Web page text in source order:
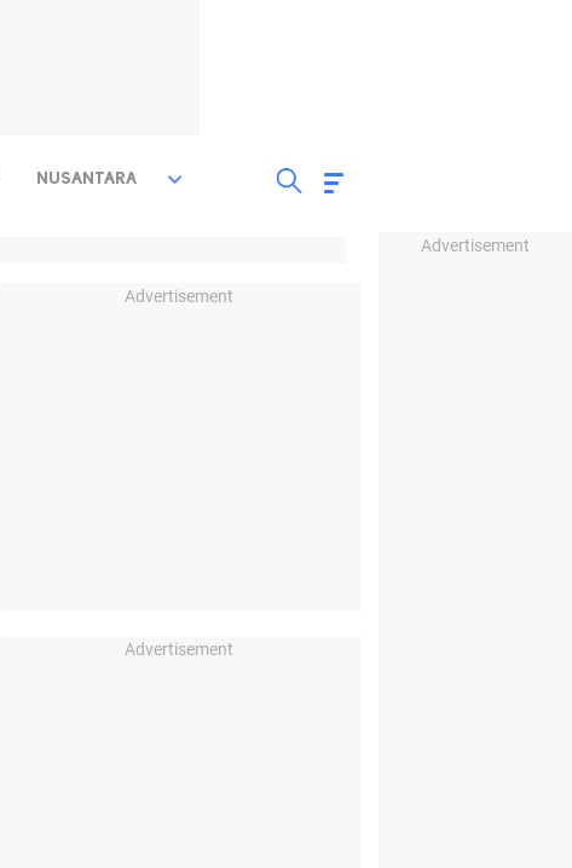
Advertisement
NUSANTARA
Advertisement
Advertisement